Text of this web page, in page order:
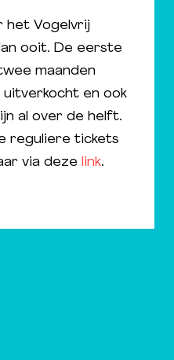
het Vogelvrij
ooit. De eerste
maanden
en ook
al over de helft.
reguliere tickets
via deze link.